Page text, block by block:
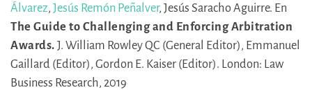
Álvarez, Jesús Remón Peñalver, Jesús Saracho Aguirre. En
The Guide to Challenging and Enforcing Arbitration
Awards. J. William Rowley QC (General Editor), Emmanuel
Gaillard (Editor), Gordon E. Kaiser (Editor). London: Law
Business Research, 2019